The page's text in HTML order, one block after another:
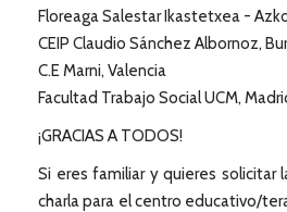
Floreaga Salestar Ikastetxea -
CEIP Claudio Sánchez Albornoz,
C.E Marni, Valencia
Facultad Trabajo Social UCM,
¡GRACIAS A TODOS!
Si eres familiar y quieres solicitar
charla para el centro educativo/